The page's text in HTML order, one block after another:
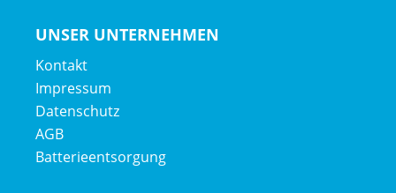
UNSER UNTERNEHMEN
Kontakt
Impressum
Datenschutz
AGB
Batterieentsorgung